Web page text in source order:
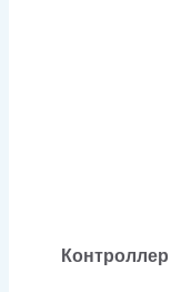
Контроллер